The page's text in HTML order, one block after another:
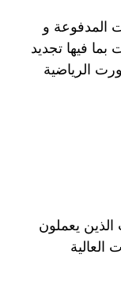
المدفوعة و
بما فيها تجديد
الرياضية
الذين يعملون